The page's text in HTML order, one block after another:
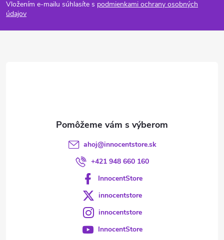
p
Vložením e-mailu súhlasíte s podmienkami ochrany osobných
údajov
ahoj@innocentstore.sk
+421 948 660 160
InnocentStore
innocentstore
innocentstore
InnocentStore